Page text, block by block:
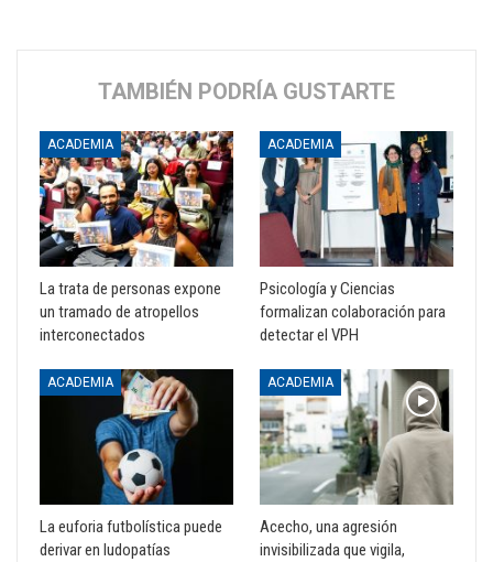
TAMBIÉN PODRÍA GUSTARTE
ACADEMIA
La trata de personas expone
un tramado de atropellos
interconectados
ACADEMIA
Psicología y Ciencias
formalizan colaboración para
detectar el VPH
ACADEMIA
La euforia futbolística puede
derivar en ludopatías
ACADEMIA
Acecho, una agresión
invisibilizada que vigila,